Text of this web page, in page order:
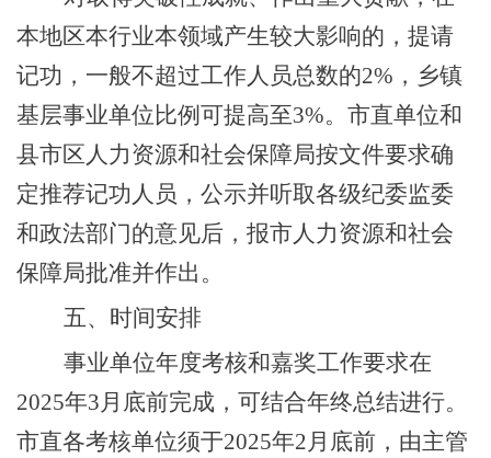
本地区本行业本领域产生较大影响的，提请
记功，一般不超过工作人员总数的2% ，乡镇
基层事业单位比例可提高至3%。市直单位和
县市区人力资源和社会保障局按文件要求确
定推荐记功人员，公示并听取各级纪委监委
和政法部门的意见后，报市人力资源和社会
保障局批准并作出。
五、时间安排
事业单位年度考核和嘉奖工作要求在
2025年3月底前完成，可结合年终总结进行。
市直各考核单位须于2025年2月底前，由主管